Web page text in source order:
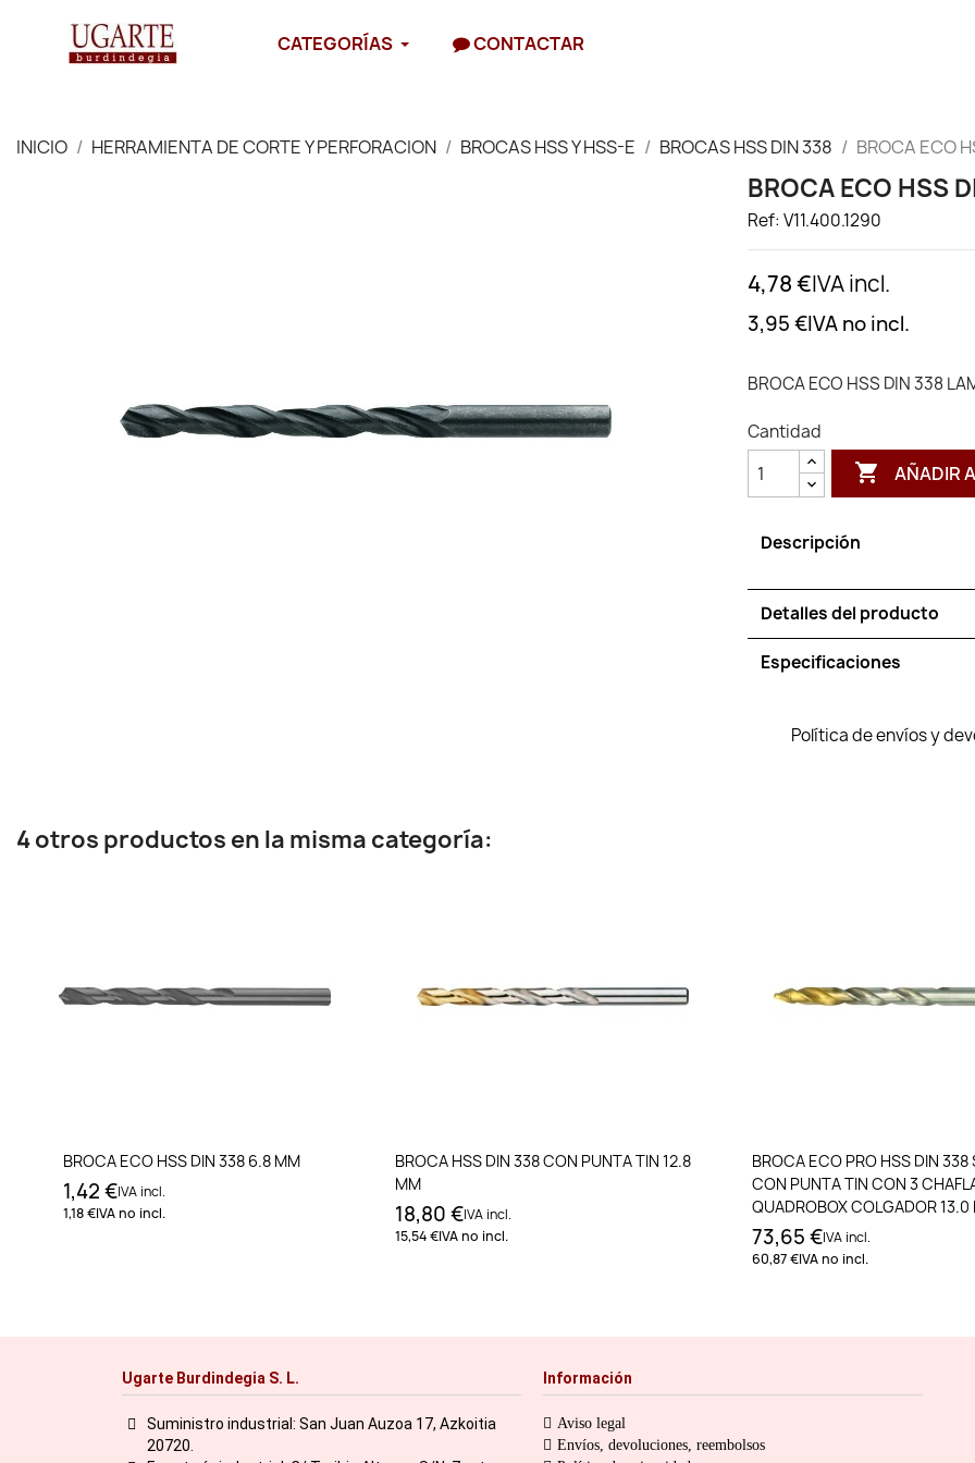
CATEGORÍAS CONTACTAR
INICIO HERRAMIENTA DE CORTE Y PERFORACION BROCAS HSS Y HSS-E BROCAS HSS DIN 338 BROCA ECO
BROCA ECO HSS
Ref: V11.400.1290
4,78 €IVA incl.
3,95 €IVA no incl.
BROCA ECO HSS DIN 338
Cantidad
 AÑADIR
Descripción
Detalles del producto
Especificaciones
Política de envíos y
4 otros productos en la misma categoría:
Añadir al carrito
BROCA ECO HSS DIN 338 6.8 MM
1,42 €IVA incl.
1,18 €IVA no incl.
Añadir al carrito
BROCA HSS DIN 338 CON PUNTA TIN 12.8
MM
18,80 €IVA incl.
15,54 €IVA no incl.
Añadir al
BROCA ECO PRO HSS DIN
CON PUNTA TIN CON 3
QUADROBOX COLGADOR 13.0
EMBALAJE 5
73,65 €IVA incl.
60,87 €IVA no incl.
Ugarte Burdindegia S. L.
Suministro industrial: San Juan Auzoa 17, Azkoitia
20720.
Información
Aviso legal
Envíos, devoluciones, reembolsos